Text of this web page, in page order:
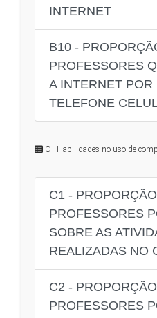
INTERNET
B10 -
PROFESSORES
A INTERNET POR
TELEFONE
C - Habilidades no uso de
C1 -
PROFESSORES
SOBRE AS
REALIZADAS NO
C2 -
PROFESSORES